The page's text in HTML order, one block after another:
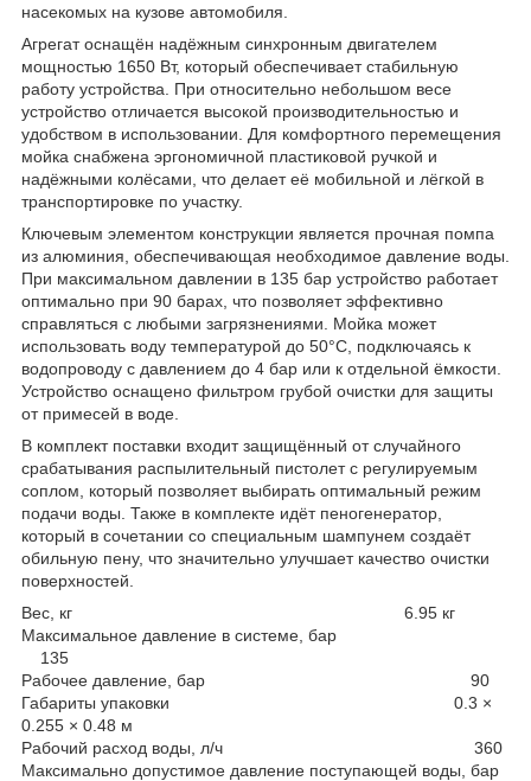
насекомых на кузове автомобиля.
Агрегат оснащён надёжным синхронным двигателем
мощностью 1650 Вт, который обеспечивает стабильную
работу устройства. При относительно небольшом весе
устройство отличается высокой производительностью и
удобством в использовании. Для комфортного перемещения
мойка снабжена эргономичной пластиковой ручкой и
надёжными колёсами, что делает её мобильной и лёгкой в
транспортировке по участку.
Ключевым элементом конструкции является прочная помпа
из алюминия, обеспечивающая необходимое давление воды.
При максимальном давлении в 135 бар устройство работает
оптимально при 90 барах, что позволяет эффективно
справляться с любыми загрязнениями. Мойка может
использовать воду температурой до 50°С, подключаясь к
водопроводу с давлением до 4 бар или к отдельной ёмкости.
Устройство оснащено фильтром грубой очистки для защиты
от примесей в воде.
В комплект поставки входит защищённый от случайного
срабатывания распылительный пистолет с регулируемым
соплом, который позволяет выбирать оптимальный режим
подачи воды. Также в комплекте идёт пеногенератор,
который в сочетании со специальным шампунем создаёт
обильную пену, что значительно улучшает качество очистки
поверхностей.
Вес, кг 6.95 кг
Максимальное давление в системе, бар
135
Рабочее давление, бар 90
Габариты упаковки 0.3 ×
0.255 × 0.48 м
Рабочий расход воды, л/ч 360
Максимально допустимое давление поступающей воды, бар